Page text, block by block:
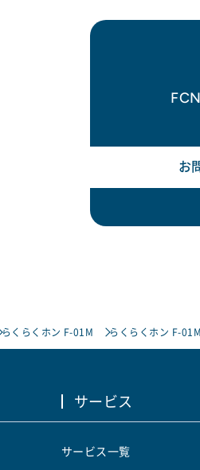
お
らくらくホン F-01M らくらくホン F-
サービス
サービス一覧